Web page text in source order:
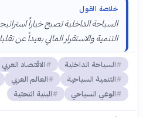
خلاصة القول
السياحة الداخلية تصبح خياراً
التنمية والاستقرار المالي بعيداً عن
السياحة الداخلية الاقتصاد العربي
التنمية السياحية
العالم العربي
الوعي السياحي
البنية التحتية